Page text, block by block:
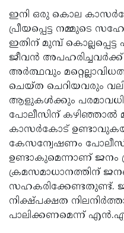
ഇനി ഒരു കൊല
പ്രീയപ്പെട്ട നമ്മുടെ
ഇതിന് മുമ്പ്
ജീവന്‍
അര്‍ത്ഥവും
ചെയ്ത ചെറിയവരും
ആളുകള്‍ക്കും പരമാവധി
പോലീസിന് കഴിഞ്ഞാല്‍
കാസര്‍കോട്
കേസന്വേഷണം
ഉണ്ടാകുമെന്നാണ് ജനം
ക്രമസമാധാനത്തിന്
സഹകരിക്കേണ്ടതുണ്ട്.
നിക്ഷ്പക്ഷത
പാലിക്കണമെന്ന്